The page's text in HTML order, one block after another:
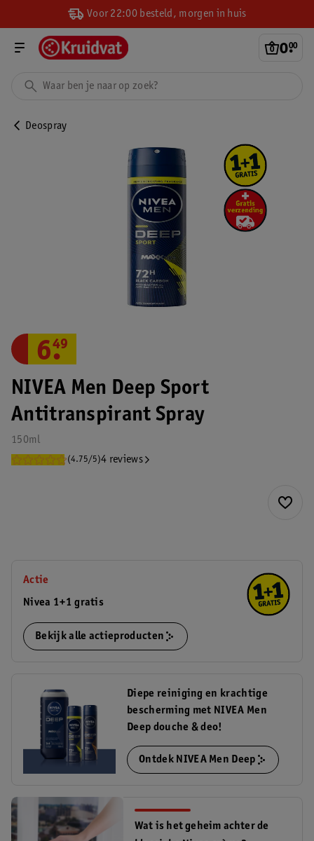
Voor 22:00 besteld, morgen in huis
0.
00
Deospray
NIVEA Men Deep Sport
Antitranspirant Spray
150ml
(4.75/5)4 reviews
6.
49
Actie
Nivea 1+1 gratis
Bekijk alle actieproducten
Diepe reiniging en krachtige
bescherming met NIVEA Men
Deep douche & deo!
Ontdek NIVEA Men Deep
Wat is het geheim achter de